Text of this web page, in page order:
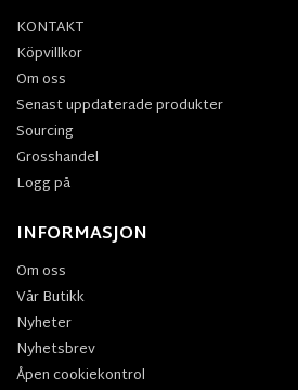
KONTAKT
Köpvillkor
Om oss
Senast uppdaterade produkter
Sourcing
Grosshandel
Logg på
INFORMASJON
Om oss
Vår Butikk
Nyheter
Nyhetsbrev
Åpen cookiekontrol